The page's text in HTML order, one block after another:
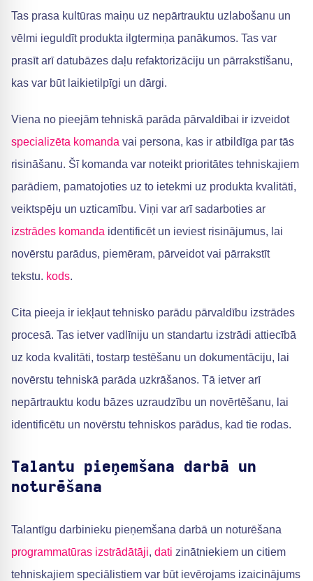
Tas prasa kultūras maiņu uz nepārtrauktu uzlabošanu un
vēlmi ieguldīt produkta ilgtermiņa panākumos. Tas var
prasīt arī datubāzes daļu refaktorizāciju un pārrakstīšanu,
kas var būt laikietilpīgi un dārgi.
Viena no pieejām tehniskā parāda pārvaldībai ir izveidot
specializēta komanda vai persona, kas ir atbildīga par tās
risināšanu. Šī komanda var noteikt prioritātes tehniskajiem
parādiem, pamatojoties uz to ietekmi uz produkta kvalitāti,
veiktspēju un uzticamību. Viņi var arī sadarboties ar
izstrādes komanda identificēt un ieviest risinājumus, lai
novērstu parādus, piemēram, pārveidot vai pārrakstīt
tekstu. kods.
Cita pieeja ir iekļaut tehnisko parādu pārvaldību izstrādes
procesā. Tas ietver vadlīniju un standartu izstrādi attiecībā
uz koda kvalitāti, tostarp testēšanu un dokumentāciju, lai
novērstu tehniskā parāda uzkrāšanos. Tā ietver arī
nepārtrauktu kodu bāzes uzraudzību un novērtēšanu, lai
identificētu un novērstu tehniskos parādus, kad tie rodas.
Talantu pieņemšana darbā un
noturēšana
Talantīgu darbinieku pieņemšana darbā un noturēšana
programmatūras izstrādātāji, dati zinātniekiem un citiem
tehniskajiem speciālistiem var būt ievērojams izaicinājums